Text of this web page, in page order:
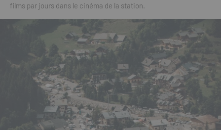
films par jours dans le cinéma de la station.